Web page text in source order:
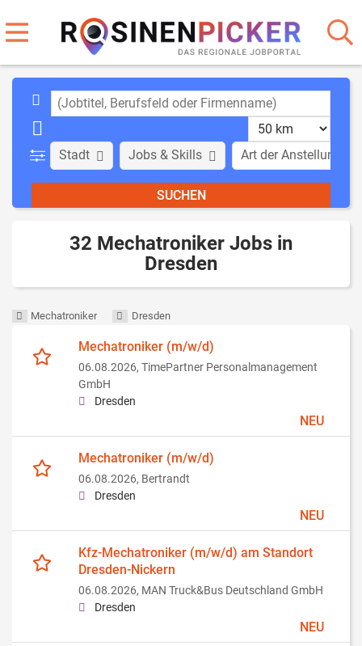
Stadt Art der Anstellung
Jobs & Skills
32 Mechatroniker Jobs in
Dresden
Mechatroniker Dresden
Mechatroniker (m/w/d)
06.08.2026, TimePartner Personalmanagement
GmbH
Dresden
NEU
Mechatroniker (m/w/d)
06.08.2026, Bertrandt
Dresden
NEU
Kfz-Mechatroniker (m/w/d) am Standort
Dresden-Nickern
06.08.2026, MAN Truck&Bus Deutschland GmbH
Dresden
NEU